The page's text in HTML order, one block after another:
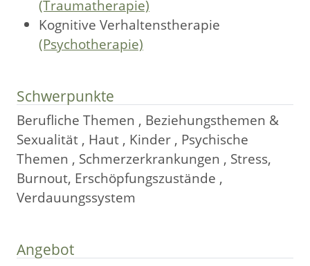
(Traumatherapie)
Kognitive Verhaltenstherapie
(Psychotherapie)
Schwerpunkte
Berufliche Themen , Beziehungsthemen &
Sexualität , Haut , Kinder , Psychische
Themen , Schmerzerkrankungen , Stress,
Burnout, Erschöpfungszustände ,
Verdauungssystem
Angebot